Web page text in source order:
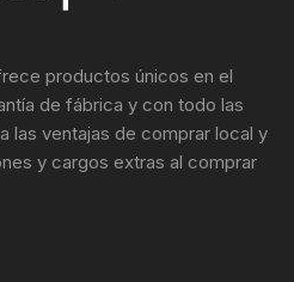
productos únicos en el
de fábrica y con todo las
las ventajas de comprar local y
y cargos extras al comprar